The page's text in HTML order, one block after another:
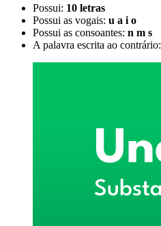
Possui: 10 letras
Possui as vogais: u a i o
Possui as consoantes: n m s
A palavra escrita ao contrário: